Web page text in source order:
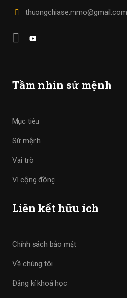
thuongchiase.mmo@gmail.com
Tầm nhìn sứ mệnh
Mục tiêu
Sứ mệnh
Vai trò
Vì cộng đồng
Liên kết hữu ích
Chính sách bảo mật
Về chúng tôi
Đăng kí khoá học